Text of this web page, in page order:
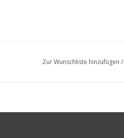
Zur Wunschliste hinzufügen /